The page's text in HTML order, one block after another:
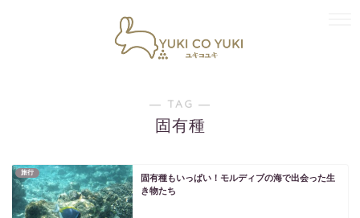
― TAG ―
固有種
旅行
固有種もいっぱい！モルディブの海で出会った生
き物たち